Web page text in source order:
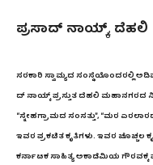
ಪ್ರಸಾದ್‌‌ ನಾಯ್ಕ್,ದೆಹಲಿ
ಸರಕಾರಿ ಸ್ವಾಮ್ಯದ ಸಂಸ್ಥೆಯೊಂದರಲ್ಲಿ
ದ್ ನಾಯ್ಕ್ ಪ್ರಸ್ತುತ ದೆಹಲಿ ಮಹಾನಗರದ
“ಸ್ನೇಹಗ್ರಾಮದ ಸಂಸತ್ತು”, “ಮರ
ಇವರ ಪ್ರಕಟಿತ ಕೃತಿಗಳು. ಇವರ
ಕರ್ನಾಟಕ ಸಾಹಿತ್ಯ ಅಕಾಡೆಮಿಯ ಗೌರವಕ್ಕೆ